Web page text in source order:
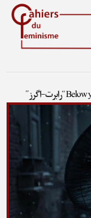
Below“رابرت-اگرز”